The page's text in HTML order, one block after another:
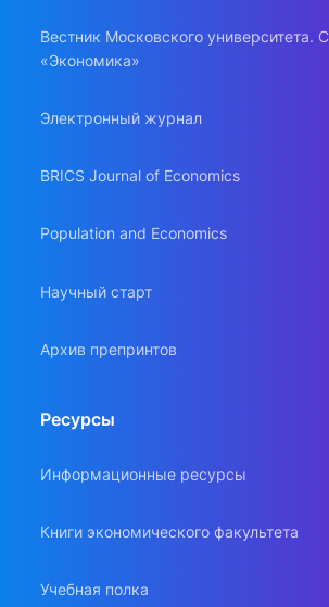
Вестник Московского университета.
«Экономика»
Электронный журнал
BRICS Journal of Economics
Population and Economics
Научный старт
Архив препринтов
Ресурсы
Информационные ресурсы
Книги экономического факультета
Учебная полка